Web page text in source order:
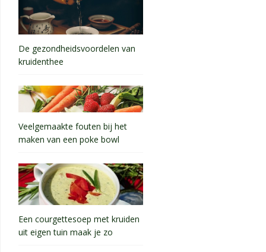
De gezondheidsvoordelen van
kruidenthee
Veelgemaakte fouten bij het
maken van een poke bowl
Een courgettesoep met kruiden
uit eigen tuin maak je zo